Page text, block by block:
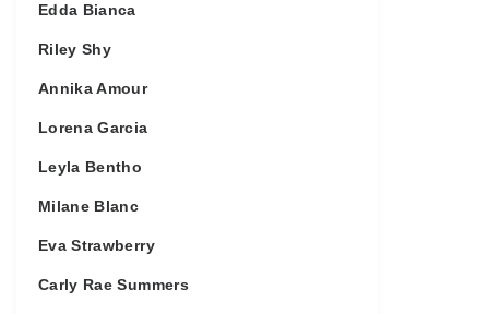
Edda Bianca
Riley Shy
Annika Amour
Lorena Garcia
Leyla Bentho
Milane Blanc
Eva Strawberry
Carly Rae Summers